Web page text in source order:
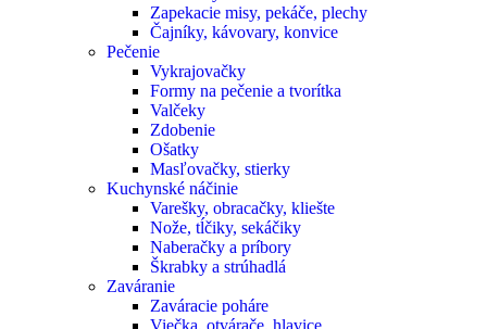
Zapekacie misy, pekáče, plechy
Čajníky, kávovary, konvice
Pečenie
Vykrajovačky
Formy na pečenie a tvorítka
Valčeky
Zdobenie
Ošatky
Masľovačky, stierky
Kuchynské náčinie
Varešky, obracačky, kliešte
Nože, tĺčiky, sekáčiky
Naberačky a príbory
Škrabky a strúhadlá
Zaváranie
Zaváracie poháre
Viečka, otvárače, hlavice